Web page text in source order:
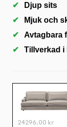
Djup sits
Mjuk och
Avtagbara
Tillverkad i
24296.00 kr